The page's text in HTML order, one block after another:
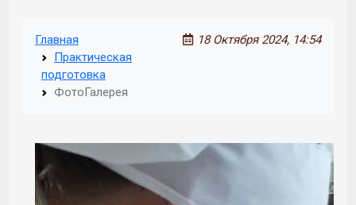
Главная
Практическая
подготовка
ФотоГалерея
18 Октября 2024, 14:54